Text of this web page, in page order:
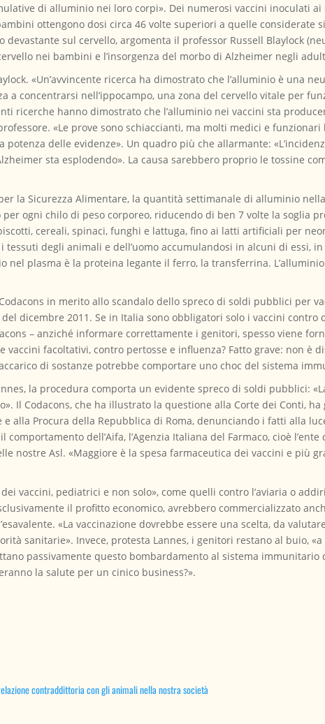
di alluminio nei loro corpi». Dei numerosi vaccini inoculati
ottengono dosi circa 46 volte superiori a quelle considerate
devastante sul cervello, argomenta il professor Russell Blaylock
nei bambini e l’insorgenza del morbo di Alzheimer negli
«Un’avvincente ricerca ha dimostrato che l’alluminio è una
a concentrarsi nell’ippocampo, una zona del cervello vitale per
ricerche hanno dimostrato che l’alluminio nei vaccini sta
«Le prove sono schiaccianti, ma molti medici e
potenza delle evidenze». Un quadro più che allarmante:
sta esplodendo». La causa sarebbero proprio le tossine
per la Sicurezza Alimentare, la quantità settimanale di alluminio
ogni chilo di peso corporeo, riducendo di ben 7 volte la soglia
cereali, spinaci, funghi e lattuga, fino ai latti artificiali per
degli animali e dell’uomo accumulandosi in alcuni di essi,
nel plasma è la proteina legante il ferro, la transferrina.
in merito allo scandalo dello spreco di soldi pubblici per
dicembre 2011. Se in Italia sono obbligatori solo i vaccini
– anziché informare correttamente i genitori, spesso viene
vaccini facoltativi, contro pertosse e influenza? Fatto grave: non è
di sostanze potrebbe comportare uno choc del sistema
la procedura comporta un evidente spreco di soldi pubblici:
Il Codacons, che ha illustrato la questione alla Corte dei Conti,
alla Procura della Repubblica di Roma, denunciando i fatti alla
comportamento dell’Aifa, l’Agenzia Italiana del Farmaco, cioè
nostre Asl. «Maggiore è la spesa farmaceutica dei vaccini e più
vaccini, pediatrici e non solo», come quelli contro l’aviaria o
il profitto economico, avrebbero commercializzato
«La vaccinazione dovrebbe essere una scelta, da
sanitarie». Invece, protesta Lannes, i genitori restano al buio,
passivamente questo bombardamento al sistema immunitario
la salute per un cinico business?».
contraddittoria con gli animali nella nostra società